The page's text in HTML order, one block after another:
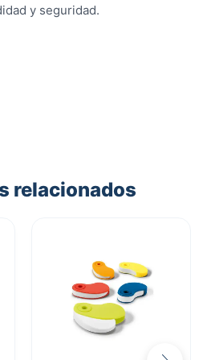
y seguridad.
relacionados